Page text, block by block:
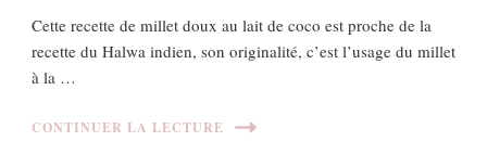
Cette recette de millet doux au lait de coco est proche de la
recette du Halwa indien, son originalité, c’est l’usage du millet
à la …
CONTINUER LA LECTURE